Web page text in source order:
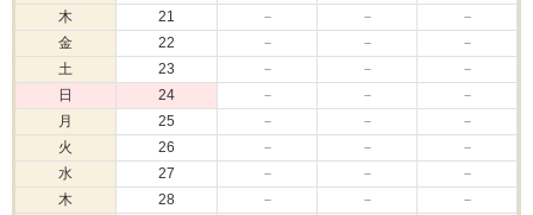
木
21 － －
－
金
22 － －
－
土
23 － －
－
日
24 － －
－
月
25 － －
－
火
26 － －
－
水
27 － －
－
木
28 － －
－